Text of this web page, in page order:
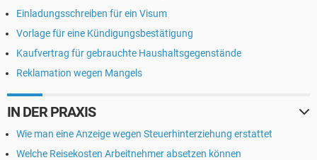
Einladungsschreiben für ein Visum
Vorlage für eine Kündigungsbestätigung
Kaufvertrag für gebrauchte Haushaltsgegenstände
Reklamation wegen Mangels
IN DER PRAXIS
Wie man eine Anzeige wegen Steuerhinterziehung erstattet
Welche Reisekosten Arbeitnehmer absetzen können